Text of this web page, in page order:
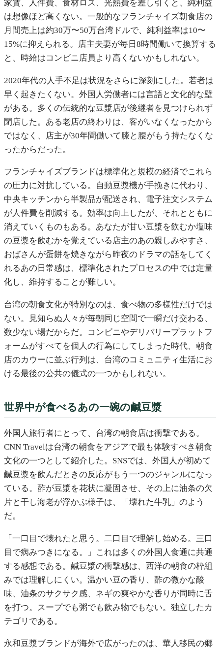
家賃、人件費、食材ロス、光熱費を差し引くと、純利益
は想像ほど高くない。一般的なフランチャイズ朝食店の
月間売上は約30万〜50万台湾ドルで、純利益率は10〜
15%に抑えられる。店主夫妻が毎日8時間働いて換算する
と、時給はコンビニ店員より高くないかもしれない。
2020年代の人手不足は状況をさらに深刻にした。若者は
早く起きたくない。外国人労働者には言語と文化的な壁
がある。多くの伝統的な豆漿店が後継者を見つけられず
閉店した。ある老店の終わりは、客がいなくなったから
ではなく、店主が30年間働いて膝と腰がもう持たなくな
ったからだった。
フランチャイズブランドは標準化と規模の経済でこれら
の圧力に対抗している。自動豆漿機が手挽きに代わり、
中央キッチンから半製品が配送され、電子注文システム
が人件費を削減する。効率は向上したが、それとともに
消えていくものもある。あなたが甘い豆漿を飲むか塩味
の豆漿を飲むかを覚えている店主のあの親しみやすさ、
おばさんが蛋餅を焼きながら昨夜のドラマの話をしてく
れるあの日常感は、標準化されたプロセスの中では定量
化し、維持することが難しい。
台湾の朝食文化が特別なのは、食べ物の多様性だけでは
ない。見知らぬ人々が毎朝同じ空間で一瞬だけ交わる、
数少ない場だからだ。コンビニやデリバリープラットフ
ォームがすべてを個人の行為にしてしまった時代、朝食
店のカウーに並ぶ行列は、台湾のコミュニティ生活にお
ける最後の公共の儀式の一つかもしれない。
世界中が食べるあの一碗の鹹豆漿
外国人旅行者にとって、台湾の朝食店は衝撃である。
CNN Travelは台湾の朝食をアジアで最も体験すべき朝食
文化の一つとして紹介した。SNSでは、外国人が初めて
鹹豆漿を飲んだときの反応がもう一つのジャンルになっ
ている。酢が豆漿を花状に凝固させ、その上に油条の欠
片と干し海老が浮かぶ様子は、「壊れた牛乳」のよう
だ。
「一口目で壊れたと思う。二口目で理解し始める。三口
目で病みつきになる。」これは多くの外国人食通に共通
する感想である。鹹豆漿の衝撃感は、西洋の朝食の枠組
みでは理解しにくい。温かい豆の香り、酢の微かな酸
味、油条のサクサク感、ネギの爽やかな香りが同時に舌
を打つ。スープでも粥でも飲み物でもない。独立したカ
テゴリである。
永和豆漿ブランドが海外で広がったのは、華人移民の郷